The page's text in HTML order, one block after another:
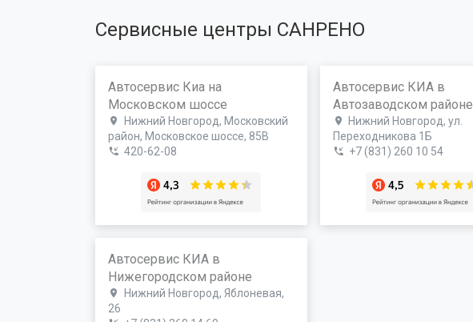
Сервисные центры САНРЕНО
Автосервис Киа на
Московском шоссе
Нижний Новгород, Московский
район, Московское шоссе, 85В
420-62-08
Автосервис КИА в
Автозаводском районе
Нижний Новгород, ул.
Переходникова 1Б
+7 (831) 260 10 54
Автосервис КИА в
Нижегородском районе
Нижний Новгород, Яблоневая,
26